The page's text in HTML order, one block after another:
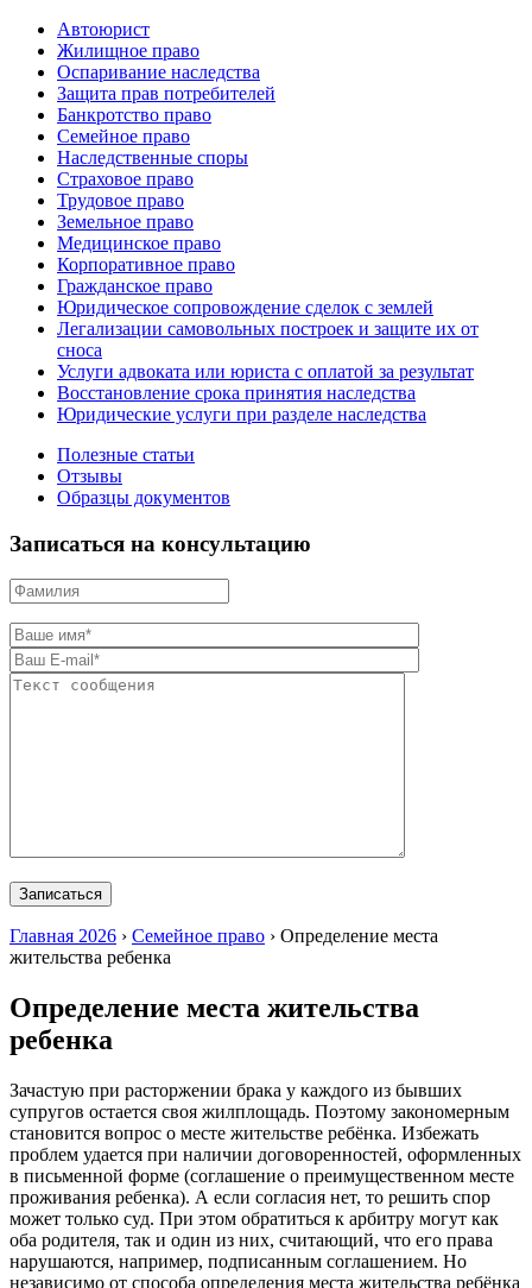
Автоюрист
Жилищное право
Оспаривание наследства
Защита прав потребителей
Банкротство право
Семейное право
Наследственные споры
Страховое право
Трудовое право
Земельное право
Медицинское право
Корпоративное право
Гражданское право
Юридическое сопровождение сделок с землей
Легализации самовольных построек и защите их от
сноса
Услуги адвоката или юриста с оплатой за результат
Восстановление срока принятия наследства
Юридические услуги при разделе наследства
Полезные статьи
Отзывы
Образцы документов
Записаться на консультацию
Главная 2026 › Семейное право › Определение места
жительства ребенка
Определение места жительства
ребенка
Зачастую при расторжении брака у каждого из бывших
супругов остается своя жилплощадь. Поэтому закономерным
становится вопрос о месте жительстве ребёнка. Избежать
проблем удается при наличии договоренностей, оформленных
в письменной форме (соглашение о преимущественном месте
проживания ребенка). А если согласия нет, то решить спор
может только суд. При этом обратиться к арбитру могут как
оба родителя, так и один из них, считающий, что его права
нарушаются, например, подписанным соглашением. Но
независимо от способа определения места жительства ребёнка